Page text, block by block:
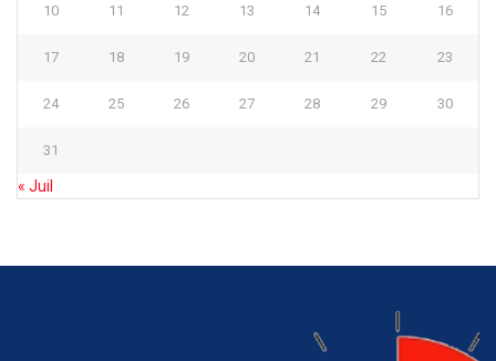
10 11 12 13 14 15 16
17 18 19 20 21 22 23
24 25 26 27 28 29 30
31
« Juil